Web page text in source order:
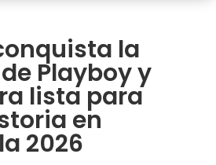
la
Playboy y
lista para
en
2026